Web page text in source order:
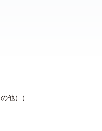
他））